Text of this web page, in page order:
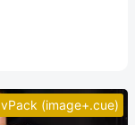
(image+.cue)